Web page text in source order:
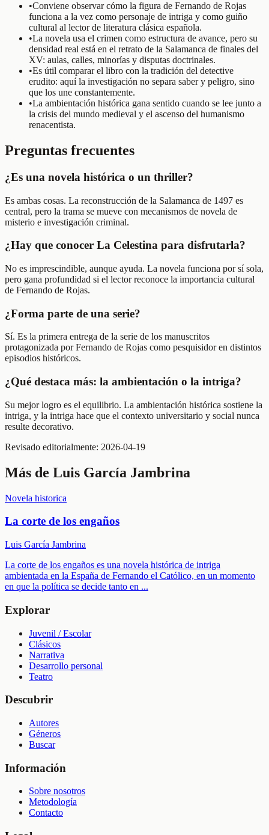
•Conviene observar cómo la figura de Fernando de Rojas
funciona a la vez como personaje de intriga y como guiño
cultural al lector de literatura clásica española.
•La novela usa el crimen como estructura de avance, pero su
densidad real está en el retrato de la Salamanca de finales del
XV: aulas, calles, minorías y disputas doctrinales.
•Es útil comparar el libro con la tradición del detective
erudito: aquí la investigación no separa saber y peligro, sino
que los une constantemente.
•La ambientación histórica gana sentido cuando se lee junto a
la crisis del mundo medieval y el ascenso del humanismo
renacentista.
Preguntas frecuentes
¿Es una novela histórica o un thriller?
Es ambas cosas. La reconstrucción de la Salamanca de 1497 es
central, pero la trama se mueve con mecanismos de novela de
misterio e investigación criminal.
¿Hay que conocer La Celestina para disfrutarla?
No es imprescindible, aunque ayuda. La novela funciona por sí sola,
pero gana profundidad si el lector reconoce la importancia cultural
de Fernando de Rojas.
¿Forma parte de una serie?
Sí. Es la primera entrega de la serie de los manuscritos
protagonizada por Fernando de Rojas como pesquisidor en distintos
episodios históricos.
¿Qué destaca más: la ambientación o la intriga?
Su mejor logro es el equilibrio. La ambientación histórica sostiene la
intriga, y la intriga hace que el contexto universitario y social nunca
resulte decorativo.
Revisado editorialmente: 2026-04-19
Más de Luis García Jambrina
Novela historica
La corte de los engaños
Luis García Jambrina
La corte de los engaños es una novela histórica de intriga
ambientada en la España de Fernando el Católico, en un momento
en que la política se decide tanto en ...
Explorar
Juvenil / Escolar
Clásicos
Narrativa
Desarrollo personal
Teatro
Descubrir
Autores
Géneros
Buscar
Información
Sobre nosotros
Metodología
Contacto